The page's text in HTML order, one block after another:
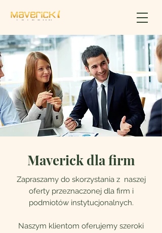
Maverick dla firm
Zapraszamy do skorzystania z naszej
oferty przeznaczonej dla firm i
podmiotów instytucjonalnych.
Naszym klientom oferujemy szeroki